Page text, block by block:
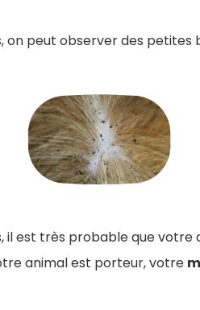
on peut observer des petites
il est très probable que
animal est porteur, votre